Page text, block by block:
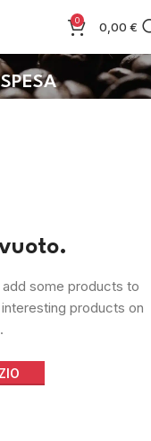
0 0,00 €
some products to
products on